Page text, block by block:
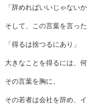
「辞めればいいじゃないか
そして、この言葉を言った
「得るは捨つるにあり」
大きなことを得るには、
その言葉を胸に、
その若者は会社を辞め、